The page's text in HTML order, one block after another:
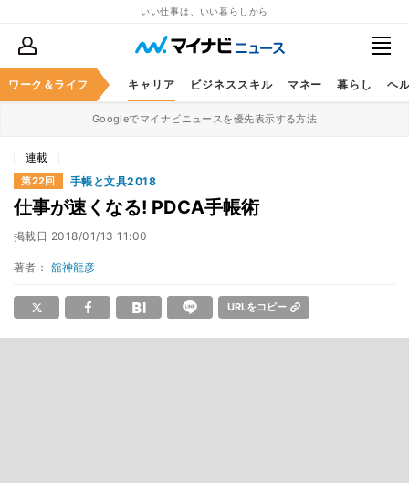
いい仕事は、いい暮らしから
ワーク＆ライフ キャリア ビジネススキル マネー 暮らし ヘ
Googleでマイナビニュースを優先表示する方法
連載
第22回 手帳と文具2018
仕事が速くなる! PDCA手帳術
掲載日 2018/01/13 11:00
著者： 舘神龍彦
URLをコピー